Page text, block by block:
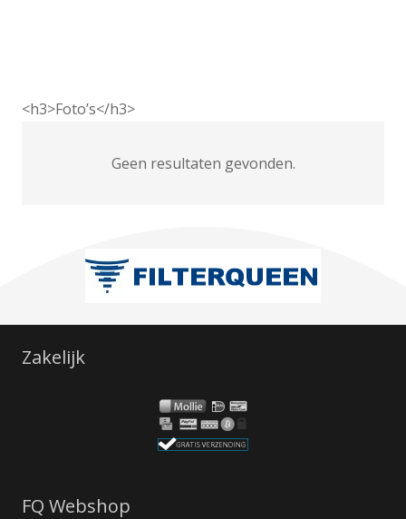
<h3>Foto’s</h3>
Geen resultaten gevonden.
Zakelijk
FQ Webshop